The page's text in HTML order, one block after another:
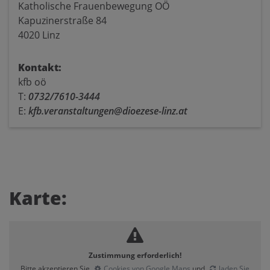
Katholische Frauenbewegung OÖ
Kapuzinerstraße 84
4020 Linz
Kontakt:
kfb oö
T: 0732/7610-3444
E: kfb.veranstaltungen@dioezese-linz.at
Karte:
Zustimmung erforderlich!